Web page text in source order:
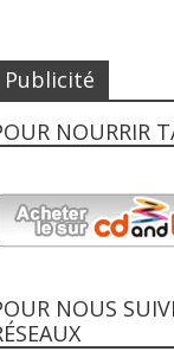
Publicité
NOURRIR
NOUS